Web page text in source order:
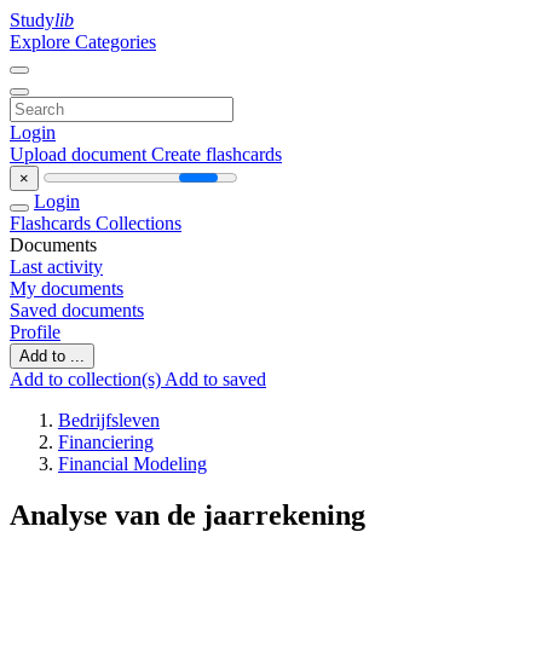
Studylib
Explore Categories
Login
Upload document Create flashcards
×
Login
Flashcards Collections
Documents
Last activity
My documents
Saved documents
Profile
Add to ...
Add to collection(s) Add to saved
Bedrijfsleven
Financiering
Financial Modeling
Analyse van de jaarrekening